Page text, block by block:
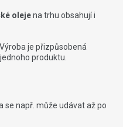
olejena trhu obsahují i
je přizpůsobená
produktu.
se např. může udávat až po